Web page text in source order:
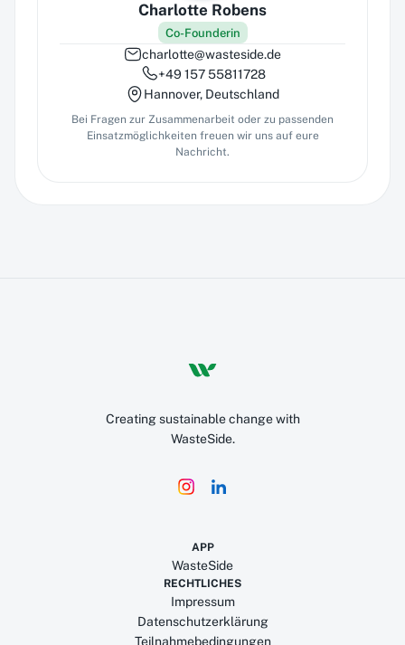
Charlotte Robens
Co-Founderin
charlotte@wasteside.de
+49 157 55811728
Hannover, Deutschland
Bei Fragen zur Zusammenarbeit oder zu passenden
Einsatzmöglichkeiten freuen wir uns auf eure
Nachricht.
Creating sustainable change with
WasteSide.
APP
WasteSide
RECHTLICHES
Impressum
Datenschutzerklärung
Teilnahmebedingungen